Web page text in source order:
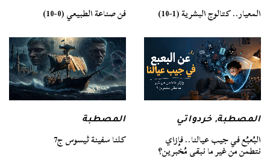
المعيار.. كتالوج البشرية (1-10) فن صناعة الطبيعي (0-10)
المصطبة,خردواتي
البُعبُع في جيب عيالنا.. فإزاي
نتطمن من غير ما نبقى مُخبرين؟
المصطبة
كلنا سفينة ثيسوس ج7